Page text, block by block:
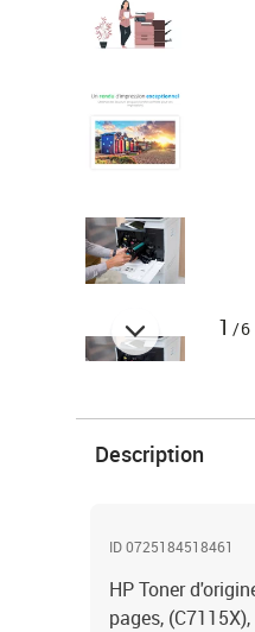
1 /6
Description
ID 0725184518461
HP Toner
pages,